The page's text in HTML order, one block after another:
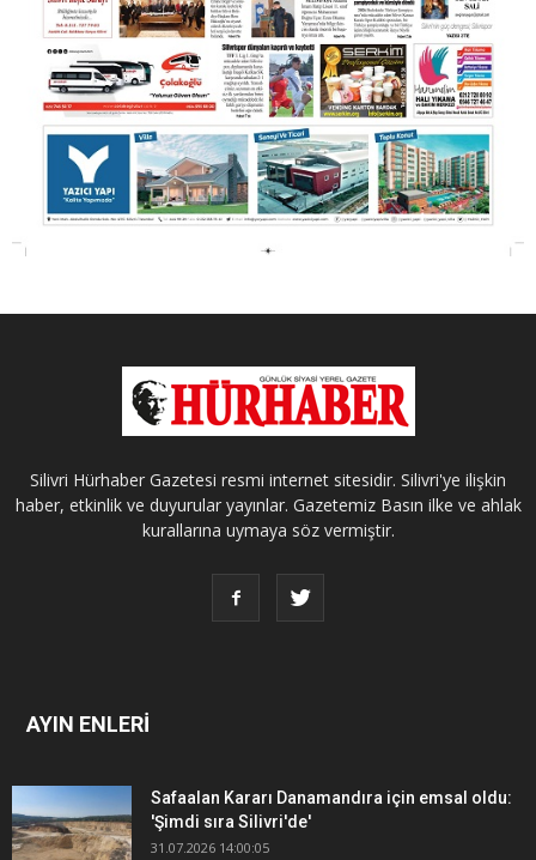
Silivri Hürhaber Gazetesi resmi internet sitesidir. Silivri'ye ilişkin
haber, etkinlik ve duyurular yayınlar. Gazetemiz Basın ilke ve ahlak
kurallarına uymaya söz vermiştir.
AYIN ENLERİ
Safaalan Kararı Danamandıra için emsal oldu:
'Şimdi sıra Silivri'de'
31.07.2026 14:00:05